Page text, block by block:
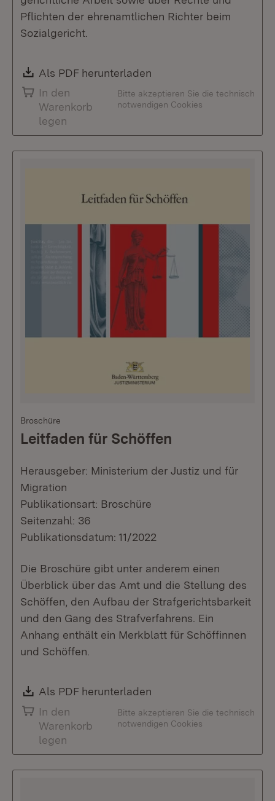
Pflichten der ehrenamtlichen Richter beim
Sozialgericht.
Download:
Als PDF herunterladen
In den
Warenkorb
legen
Bitte akzeptieren Sie die technisch
notwendigen Cookies
Broschüre
Leitfaden für Schöffen
Herausgeber: Ministerium der Justiz und für
Migration
Publikationsart: Broschüre
Seitenzahl: 36
Publikationsdatum: 11/2022
Die Broschüre gibt unter anderem einen
Überblick über das Amt und die Stellung des
Schöffen, den Aufbau der Strafgerichtsbarkeit
und den Gang des Strafverfahrens. Ein
Anhang enthält ein Merkblatt für Schöffinnen
und Schöffen.
Download:
Als PDF herunterladen
In den
Warenkorb
legen
Bitte akzeptieren Sie die technisch
notwendigen Cookies